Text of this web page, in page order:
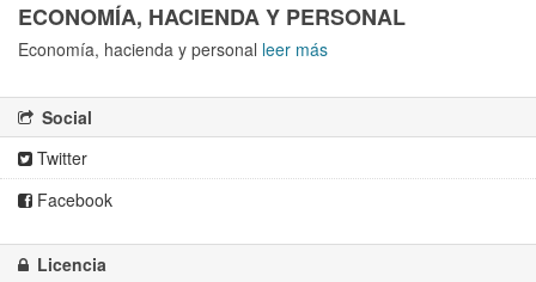
ECONOMÍA, HACIENDA Y PERSONAL
Economía, hacienda y personal leer más
Social
Twitter
Facebook
Licencia